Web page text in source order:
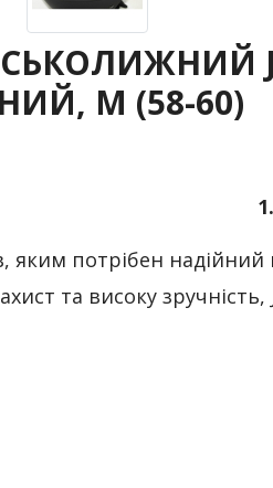
M (58-60)
яким потрібен
та високу зручність,